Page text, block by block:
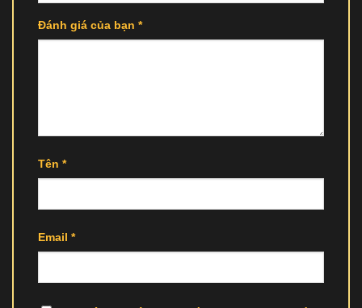
Đánh giá của bạn *
Tên *
Email *